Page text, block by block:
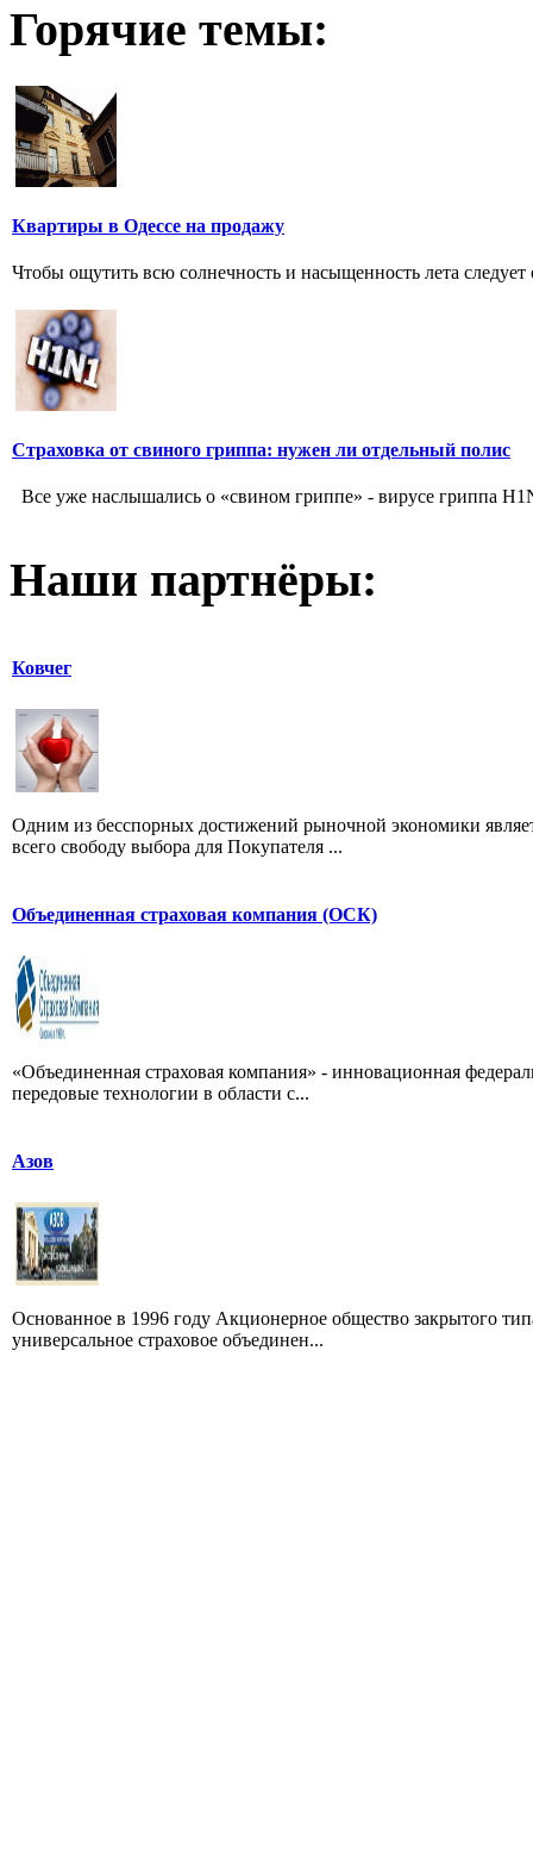
Горячие темы:
Квартиры в Одессе на продажу
Чтобы ощутить всю солнечность и насыщенность лета следует
Страховка от свиного гриппа: нужен ли отдельный полис
Все уже наслышались о «свином гриппе» - вирусе гриппа
Наши партнёры:
Ковчег
Одним из бесспорных достижений рыночной экономики
всего свободу выбора для Покупателя ...
Объединенная страховая компания (ОСК)
«Объединенная страховая компания» - инновационная
передовые технологии в области с...
Азов
Основанное в 1996 году Акционерное общество закрытого
универсальное страховое объединен...